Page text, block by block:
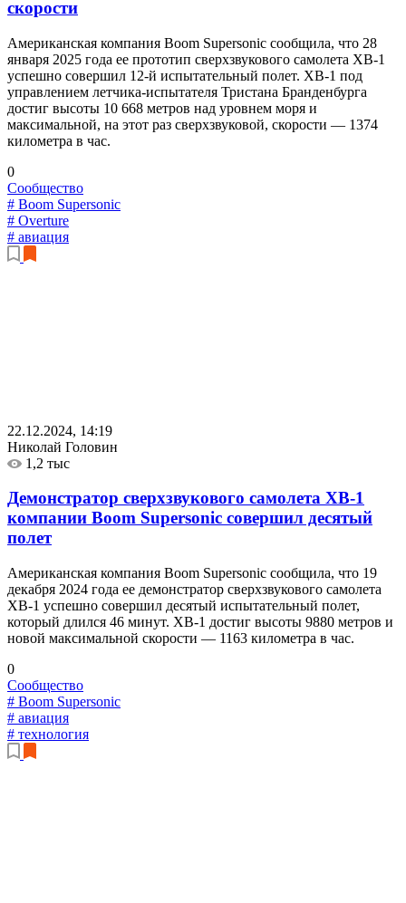
скорости
Американская компания Boom Supersonic сообщила, что 28
января 2025 года ее прототип сверхзвукового самолета XB-1
успешно совершил 12-й испытательный полет. XB-1 под
управлением летчика-испытателя Тристана Бранденбурга
достиг высоты 10 668 метров над уровнем моря и
максимальной, на этот раз сверхзвуковой, скорости — 1374
километра в час.
0
Сообщество
# Boom Supersonic
# Overture
# авиация
22.12.2024, 14:19
Николай Головин
1,2 тыс
Демонстратор сверхзвукового самолета XB-1
компании Boom Supersonic совершил десятый
полет
Американская компания Boom Supersonic сообщила, что 19
декабря 2024 года ее демонстратор сверхзвукового самолета
XB-1 успешно совершил десятый испытательный полет,
который длился 46 минут. XB-1 достиг высоты 9880 метров и
новой максимальной скорости — 1163 километра в час.
0
Сообщество
# Boom Supersonic
# авиация
# технология